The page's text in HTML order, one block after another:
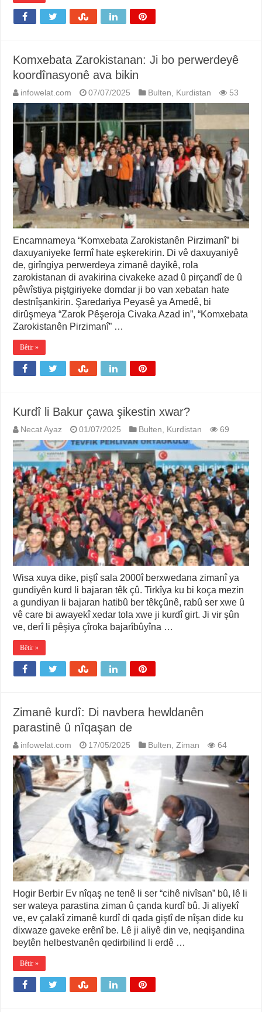
Komxebata Zarokistanan: Ji bo perwerdeyê
koordînasyonê ava bikin
infowelat.com 07/07/2025 Bulten Kurdistan 53
Encamnameya “Komxebata Zarokistanên Pirzimanî” bi
daxuyaniyeke fermî hate eşkerekirin. Di vê daxuyaniyê
de, girîngiya perwerdeya zimanê dayikê, rola
zarokistanan di avakirina civakeke azad û pirçandî de û
pêwîstiya piştgiriyeke domdar ji bo van xebatan hate
destnîşankirin. Şaredariya Peyasê ya Amedê, bi
dirûşmeya “Zarok Pêşeroja Civaka Azad in”, “Komxebata
Zarokistanên Pirzimanî” …
Bêtir »
Kurdî li Bakur çawa şikestin xwar?
Necat Ayaz 01/07/2025 Bulten, Kurdistan 69
Wisa xuya dike, piştî sala 2000î berxwedana zimanî ya
gundiyên kurd li bajaran têk çû. Tirkîya ku bi koça mezin
a gundiyan li bajaran hatibû ber têkçûnê, rabû ser xwe û
vê care bi awayekî xedar tola xwe ji kurdî girt. Ji vir şûn
ve, derî li pêşiya çîroka bajarîbûyîna …
Bêtir »
Zimanê kurdî: Di navbera hewldanên
parastinê û nîqaşan de
infowelat.com 17/05/2025 Bulten,Ziman 64
Hogir Berbir Ev nîqaş ne tenê li ser “cihê nivîsan” bû, lê li
ser wateya parastina ziman û çanda kurdî bû. Ji aliyekî
ve, ev çalakî zimanê kurdî di qada giştî de nîşan dide ku
dixwaze gaveke erênî be. Lê ji aliyê din ve, neqişandina
beytên helbestvanên qedirbilind li erdê …
Bêtir »